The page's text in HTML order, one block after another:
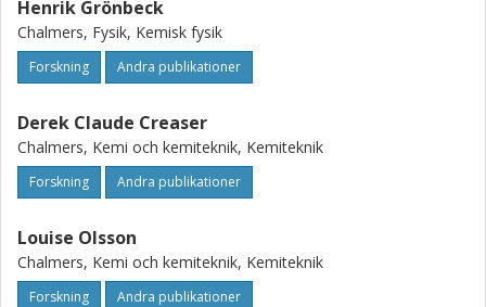
Henrik Grönbeck
Chalmers, Fysik, Kemisk fysik
Forskning Andra publikationer
Derek Claude Creaser
Chalmers, Kemi och kemiteknik, Kemiteknik
Forskning Andra publikationer
Louise Olsson
Chalmers, Kemi och kemiteknik, Kemiteknik
Forskning Andra publikationer